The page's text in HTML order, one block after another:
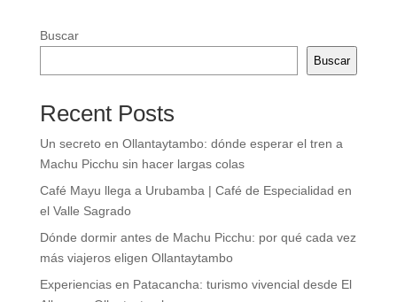
Buscar
Buscar
Recent Posts
Un secreto en Ollantaytambo: dónde esperar el tren a
Machu Picchu sin hacer largas colas
Café Mayu llega a Urubamba | Café de Especialidad en
el Valle Sagrado
Dónde dormir antes de Machu Picchu: por qué cada vez
más viajeros eligen Ollantaytambo
Experiencias en Patacancha: turismo vivencial desde El